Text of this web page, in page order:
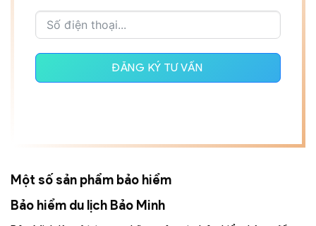
ĐĂNG KÝ TƯ VẤN
Một số sản phẩm bảo hiểm
Bảo hiểm du lịch Bảo Minh